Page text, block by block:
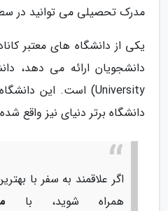
مدرک تحصیلی می توانید در
یکی از دانشگاه های معتبر
دانشگاه برتر دنیای نیز واقع
اگر علاقمند به سفر با
همراه شوید، با